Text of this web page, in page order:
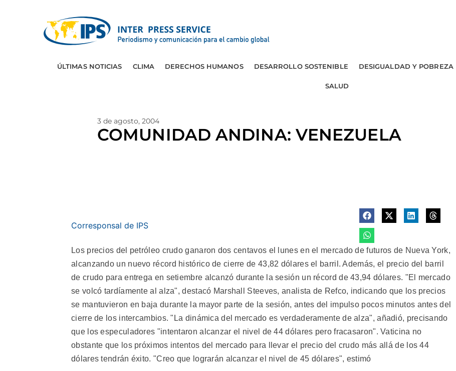
ÚLTIMAS NOTICIAS CLIMA DERECHOS HUMANOS DESARROLLO SOSTENIBLE DESIGUALDAD Y POBREZA
SALUD
3 de agosto, 2004
COMUNIDAD ANDINA: VENEZUELA
Corresponsal de IPS
Los precios del petróleo crudo ganaron dos centavos el lunes en el mercado de futuros de Nueva York,
alcanzando un nuevo récord histórico de cierre de 43,82 dólares el barril. Además, el precio del barril
de crudo para entrega en setiembre alcanzó durante la sesión un récord de 43,94 dólares. "El mercado
se volcó tardíamente al alza", destacó Marshall Steeves, analista de Refco, indicando que los precios
se mantuvieron en baja durante la mayor parte de la sesión, antes del impulso pocos minutos antes del
cierre de los intercambios. "La dinámica del mercado es verdaderamente de alza", añadió, precisando
que los especuladores "intentaron alcanzar el nivel de 44 dólares pero fracasaron". Vaticina no
obstante que los próximos intentos del mercado para llevar el precio del crudo más allá de los 44
dólares tendrán éxito. "Creo que lograrán alcanzar el nivel de 45 dólares", estimó